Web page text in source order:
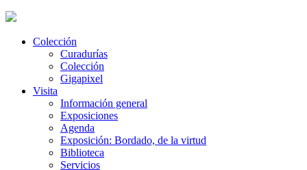
Colección
Curadurías
Colección
Gigapixel
Visita
Información general
Exposiciones
Agenda
Exposición: Bordado, de la virtud
Biblioteca
Servicios